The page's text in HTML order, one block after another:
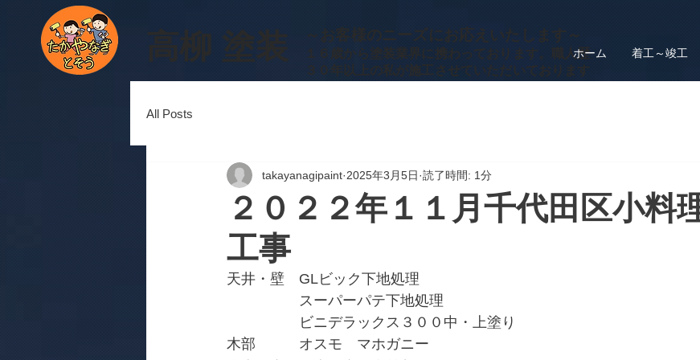
ホーム 着工～竣工
​高柳 塗装 ​～お客様のニーズにお応えいたします～
１６歳から塗装業界に携わっております。職人歴
３０年以上の私が施工させていただいております
All Posts
２０２２年１１月千代田区小料
工事
takayanagipaint 2025年3月5日 読了時間: 1分
天井・壁　GLビック下地処理
スーパーパテ下地処理
ビニデラックス３００中・上塗り
木部　　　オスモ　マホガニー